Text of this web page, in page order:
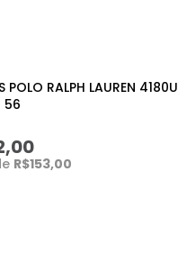
POLO RALPH LAUREN 4180U
56
R$153,00